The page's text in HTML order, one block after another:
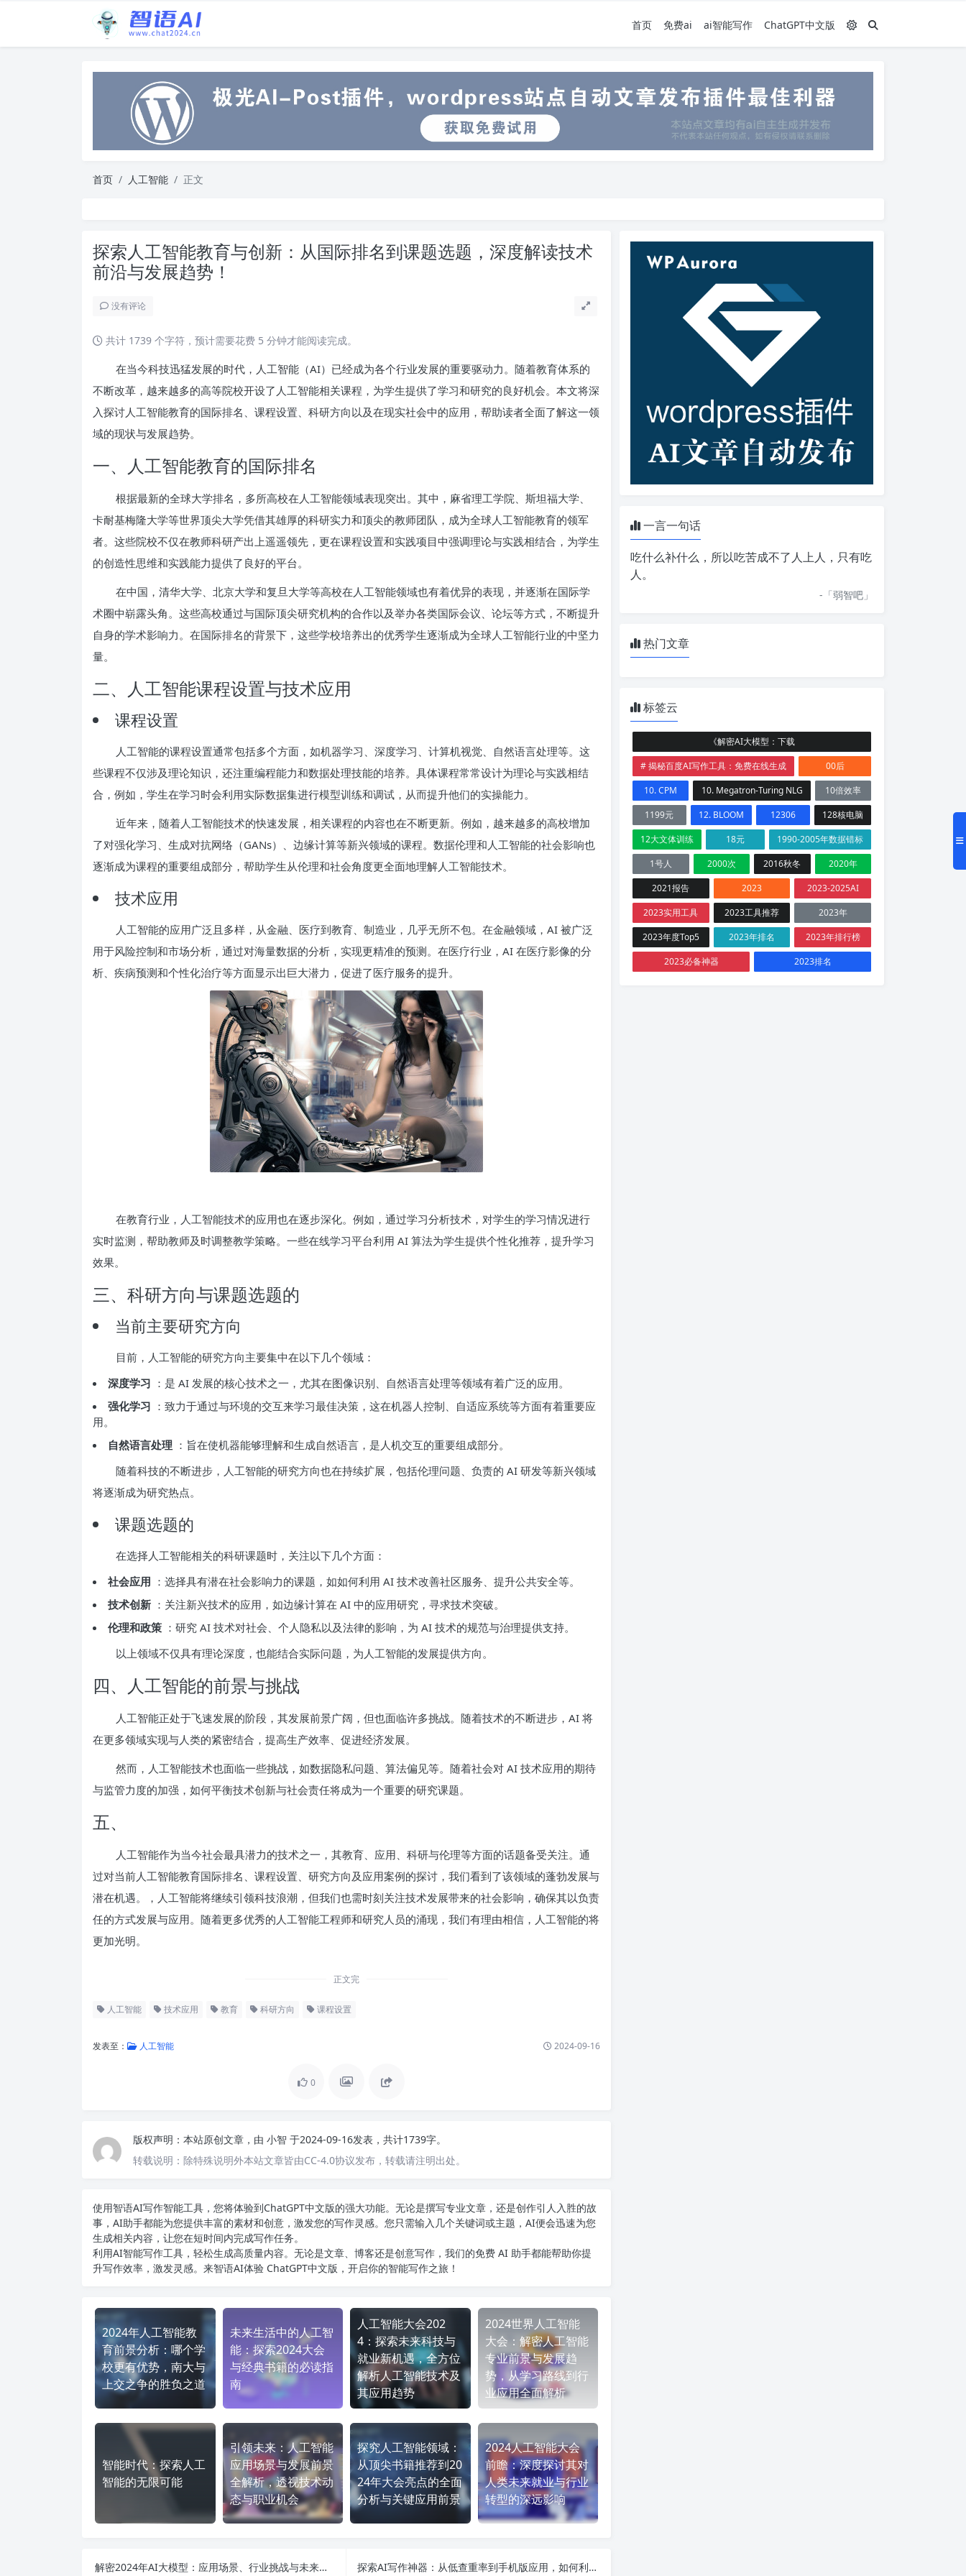
首页 免费ai ai智能写作 ChatGPT中文版
首页 人工智能 正文
探索人工智能教育与创新：从国际排名到课题选题，深度解读技术
前沿与发展趋势！
没有评论
共计 1739 个字符，预计需要花费 5 分钟才能阅读完成。
在当今科技迅猛发展的时代，人工智能（AI）已经成为各个行业发展的重要驱动力。随着教育体系的
不断改革，越来越多的高等院校开设了人工智能相关课程，为学生提供了学习和研究的良好机会。本文将深
入探讨人工智能教育的国际排名、课程设置、科研方向以及在现实社会中的应用，帮助读者全面了解这一领
域的现状与发展趋势。
一、人工智能教育的国际排名
根据最新的全球大学排名，多所高校在人工智能领域表现突出。其中，麻省理工学院、斯坦福大学、
卡耐基梅隆大学等世界顶尖大学凭借其雄厚的科研实力和顶尖的教师团队，成为全球人工智能教育的领军
者。这些院校不仅在教师科研产出上遥遥领先，更在课程设置和实践项目中强调理论与实践相结合，为学生
的创造性思维和实践能力提供了良好的平台。
在中国，清华大学、北京大学和复旦大学等高校在人工智能领域也有着优异的表现，并逐渐在国际学
术圈中崭露头角。这些高校通过与国际顶尖研究机构的合作以及举办各类国际会议、论坛等方式，不断提升
自身的学术影响力。在国际排名的背景下，这些学校培养出的优秀学生逐渐成为全球人工智能行业的中坚力
量。
二、人工智能课程设置与技术应用
课程设置
人工智能的课程设置通常包括多个方面，如机器学习、深度学习、计算机视觉、自然语言处理等。这
些课程不仅涉及理论知识，还注重编程能力和数据处理技能的培养。具体课程常常设计为理论与实践相结
合，例如，学生在学习时会利用实际数据集进行模型训练和调试，从而提升他们的实操能力。
近年来，随着人工智能技术的快速发展，相关课程的内容也在不断更新。例如，越来越多的高校增加
了对强化学习、生成对抗网络（GANs）、边缘计算等新兴领域的课程。数据伦理和人工智能的社会影响也
逐渐成为课程的重要组成部分，帮助学生从伦理和社会角度更全面地理解人工智能技术。
技术应用
人工智能的应用广泛且多样，从金融、医疗到教育、制造业，几乎无所不包。在金融领域，AI 被广泛
用于风险控制和市场分析，通过对海量数据的分析，实现更精准的预测。在医疗行业，AI 在医疗影像的分
析、疾病预测和个性化治疗等方面显示出巨大潜力，促进了医疗服务的提升。
在教育行业，人工智能技术的应用也在逐步深化。例如，通过学习分析技术，对学生的学习情况进行
实时监测，帮助教师及时调整教学策略。一些在线学习平台利用 AI 算法为学生提供个性化推荐，提升学习
效果。
三、科研方向与课题选题的
当前主要研究方向
目前，人工智能的研究方向主要集中在以下几个领域：
深度学习 ：是 AI 发展的核心技术之一，尤其在图像识别、自然语言处理等领域有着广泛的应用。
强化学习 ：致力于通过与环境的交互来学习最佳决策，这在机器人控制、自适应系统等方面有着重要应
用。
自然语言处理 ：旨在使机器能够理解和生成自然语言，是人机交互的重要组成部分。
随着科技的不断进步，人工智能的研究方向也在持续扩展，包括伦理问题、负责的 AI 研发等新兴领域
将逐渐成为研究热点。
课题选题的
在选择人工智能相关的科研课题时，关注以下几个方面：
社会应用 ：选择具有潜在社会影响力的课题，如如何利用 AI 技术改善社区服务、提升公共安全等。
技术创新 ：关注新兴技术的应用，如边缘计算在 AI 中的应用研究，寻求技术突破。
伦理和政策 ：研究 AI 技术对社会、个人隐私以及法律的影响，为 AI 技术的规范与治理提供支持。
以上领域不仅具有理论深度，也能结合实际问题，为人工智能的发展提供方向。
四、人工智能的前景与挑战
人工智能正处于飞速发展的阶段，其发展前景广阔，但也面临许多挑战。随着技术的不断进步，AI 将
在更多领域实现与人类的紧密结合，提高生产效率、促进经济发展。
然而，人工智能技术也面临一些挑战，如数据隐私问题、算法偏见等。随着社会对 AI 技术应用的期待
与监管力度的加强，如何平衡技术创新与社会责任将成为一个重要的研究课题。
五、
人工智能作为当今社会最具潜力的技术之一，其教育、应用、科研与伦理等方面的话题备受关注。通
过对当前人工智能教育国际排名、课程设置、研究方向及应用案例的探讨，我们看到了该领域的蓬勃发展与
潜在机遇。，人工智能将继续引领科技浪潮，但我们也需时刻关注技术发展带来的社会影响，确保其以负责
任的方式发展与应用。随着更多优秀的人工智能工程师和研究人员的涌现，我们有理由相信，人工智能的将
更加光明。
正文完
人工智能 技术应用 教育 科研方向 课程设置
发表至： 人工智能 2024-09-16
0
版权声明： 本站原创文章，由 小智 于2024-09-16发表，共计1739字。
转载说明： 除特殊说明外本站文章皆由CC-4.0协议发布，转载请注明出处。
使用智语AI写作智能工具，您将体验到ChatGPT中文版的强大功能。无论是撰写专业文章，还是创作引人入胜的故
事，AI助手都能为您提供丰富的素材和创意，激发您的写作灵感。您只需输入几个关键词或主题，AI便会迅速为您
生成相关内容，让您在短时间内完成写作任务。
利用AI智能写作工具，轻松生成高质量内容。无论是文章、博客还是创意写作，我们的免费 AI 助手都能帮助你提
升写作效率，激发灵感。来智语AI体验 ChatGPT中文版 ，开启你的智能写作之旅！
2024年人工智能教
育前景分析：哪个学
校更有优势，南大与
上交之争的胜负之道
未来生活中的人工智
能：探索2024大会
与经典书籍的必读指
南
人工智能大会202
4：探索未来科技与
就业新机遇，全方位
解析人工智能技术及
其应用趋势
2024世界人工智能
大会：解密人工智能
专业前景与发展趋
势，从学习路线到行
业应用全面解析
智能时代：探索人工
智能的无限可能
引领未来：人工智能
应用场景与发展前景
全解析，透视技术动
态与职业机会
探究人工智能领域：
从顶尖书籍推荐到20
24年大会亮点的全面
分析与关键应用前景
2024人工智能大会
前瞻：深度探讨其对
人类未来就业与行业
转型的深远影响
解密2024年AI大模型：应用场景、行业挑战与未来发展趋势全解析 探索AI写作神器：从低查重率到手机版应用，如何利用AI写文章赚钱？
一言一句话
吃什么补什么，所以吃苦成不了人上人，只有吃
人。
-「弱智吧 」
热门文章
标签云
《解密AI大模型：下载
# 揭秘百度AI写作工具：免费在线生成
00后
10. CPM
10. Megatron-Turing NLG
10倍效率
1199元
12. BLOOM 12306
128核电脑
12大文体训练
18元
1990-2005年数据错标
1号人
2000次 2016秋冬
2020年
2021报告
2023
2023-2025AI
2023实用工具
2023工具推荐
2023年
2023年度Top5
2023年排名
2023年排行榜
2023必备神器
2023排名